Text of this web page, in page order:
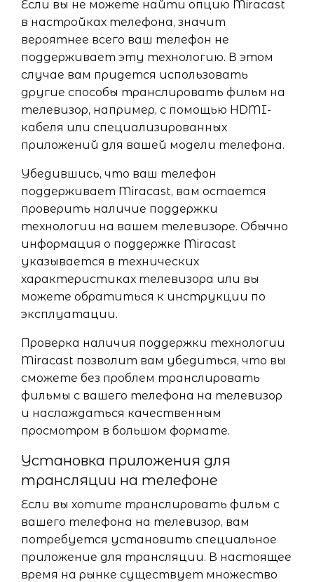
Если вы не можете найти опцию Miracast
в настройках телефона, значит
вероятнее всего ваш телефон не
поддерживает эту технологию. В этом
случае вам придется использовать
другие способы транслировать фильм на
телевизор, например, с помощью HDMI-
кабеля или специализированных
приложений для вашей модели телефона.
Убедившись, что ваш телефон
поддерживает Miracast, вам остается
проверить наличие поддержки
технологии на вашем телевизоре. Обычно
информация о поддержке Miracast
указывается в технических
характеристиках телевизора или вы
можете обратиться к инструкции по
эксплуатации.
Проверка наличия поддержки технологии
Miracast позволит вам убедиться, что вы
сможете без проблем транслировать
фильмы с вашего телефона на телевизор
и наслаждаться качественным
просмотром в большом формате.
Установка приложения для
трансляции на телефоне
Если вы хотите транслировать фильм с
вашего телефона на телевизор, вам
потребуется установить специальное
приложение для трансляции. В настоящее
время на рынке существует множество